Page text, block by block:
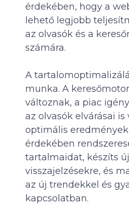
érdekében, hogy a
lehető legjobb
az olvasók és a
számára.
A
munka. A
változnak, a piac
az olvasók elvárásai is
optimális
érdekében
tartalmaidat, készíts
visszajelzésekre, és
az új trendekkel és
kapcsolatban.